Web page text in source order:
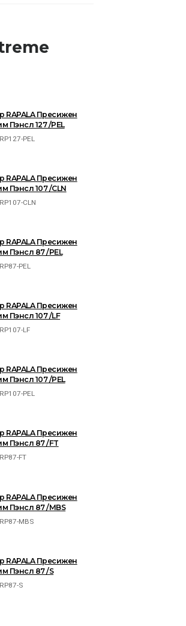
RAPALA Пресижен
Пэнсл 127 /PEL
PEL
RAPALA Пресижен
Пэнсл 107 /CLN
CLN
RAPALA Пресижен
Пэнсл 87 /PEL
PEL
RAPALA Пресижен
Пэнсл 107 /LF
LF
RAPALA Пресижен
Пэнсл 107 /PEL
PEL
RAPALA Пресижен
Пэнсл 87 /FT
FT
RAPALA Пресижен
Пэнсл 87 /MBS
MBS
RAPALA Пресижен
Пэнсл 87 /S
S